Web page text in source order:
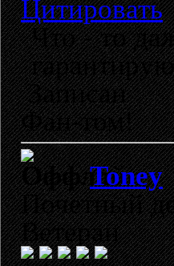
Цитировать
Что - то
Записан
Фан-том!
Toney
Почетный
Ветеран